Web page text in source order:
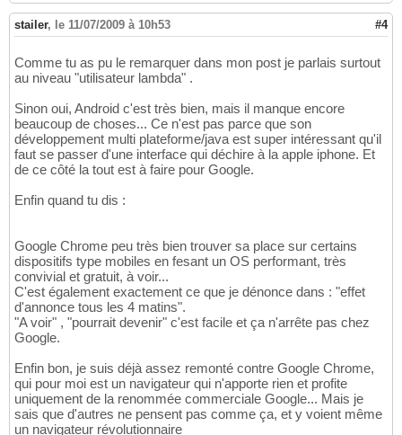
stailer, le 11/07/2009 à 10h53 #4
Comme tu as pu le remarquer dans mon post je parlais surtout
au niveau "utilisateur lambda" .
Sinon oui, Android c'est très bien, mais il manque encore
beaucoup de choses... Ce n'est pas parce que son
développement multi plateforme/java est super intéressant qu'il
faut se passer d'une interface qui déchire à la apple iphone. Et
de ce côté la tout est à faire pour Google.
Enfin quand tu dis :
Google Chrome peu très bien trouver sa place sur certains
dispositifs type mobiles en fesant un OS performant, très
convivial et gratuit, à voir...
C'est également exactement ce que je dénonce dans : "effet
d'annonce tous les 4 matins".
"A voir" , "pourrait devenir" c'est facile et ça n'arrête pas chez
Google.
Enfin bon, je suis déjà assez remonté contre Google Chrome,
qui pour moi est un navigateur qui n'apporte rien et profite
uniquement de la renommée commerciale Google... Mais je
sais que d'autres ne pensent pas comme ça, et y voient même
un navigateur révolutionnaire